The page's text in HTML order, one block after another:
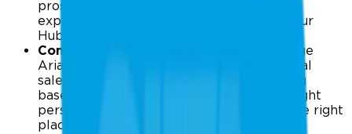
prospects interact with physical brand
experiences and sync those insights to your
HubSpot pipeline.
Connected with AI & Scheduling:
Leverage
Ariadne’s AI engine to recommend optimal
sales rep deployment and staff scheduling
based on predicted traffic, ensuring the right
person is available for the right lead, in the right
place.